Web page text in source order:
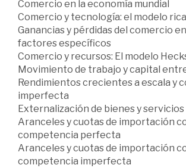
Comercio en la economía mundial
Comercio y tecnología: el modelo
Ganancias y pérdidas del comercio
factores específicos
Comercio y recursos: El modelo
Movimiento de trabajo y capital
Rendimientos crecientes a escala y
imperfecta
Externalización de bienes y servicios
Aranceles y cuotas de importación
competencia perfecta
Aranceles y cuotas de importación
competencia imperfecta